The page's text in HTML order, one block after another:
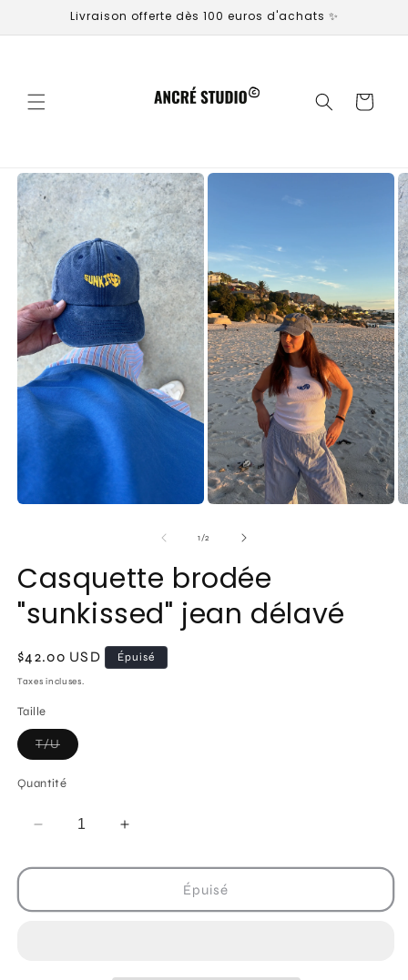
passer
au
Livraison offerte dès 100 euros d'achats ✨
Panier
Passer aux
informations
produits
1/de2
Casquette brodée
"sunkissed" jean délavé
Prix
habituel
$42.00 USD Épuisé
Taxes incluses.
Taille
T/UVariante
épuisée
indisponible
Quantité
Réduire
quantité
Casquette
Augmenter
quantité
Casquette
Épuisé